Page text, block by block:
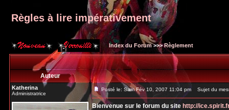
Règles à lire impérativement
Index du Forum>>>Règlement
Auteur
Katherina
Administratrice
Posté le: Sam Fév 10, 2007 11:04 pm Sujet du
Bienvenue sur le forum du sitehttp://